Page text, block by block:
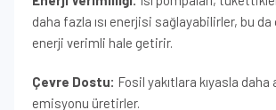
daha fazla ısı enerjisi sağlayabilirler, bu da
enerji verimli hale getirir.
Çevre Dostu: Fosil yakıtlara kıyasla daha
emisyonu üretirler.